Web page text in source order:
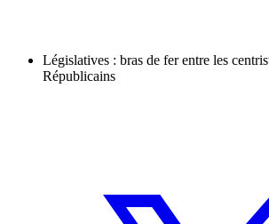
Législatives : bras de fer entre les
Républicains